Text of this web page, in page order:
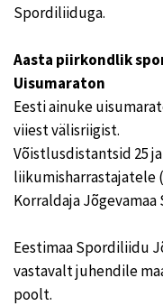
Spordiliiduga.
Aasta piirkondlik
Uisumaraton
Eesti ainuke
viiest välisriigist.
Võistlusdistantsid 25
liikumisharrastajatele
Korraldaja
Eestimaa Spordiliidu
vastavalt juhendile
poolt.